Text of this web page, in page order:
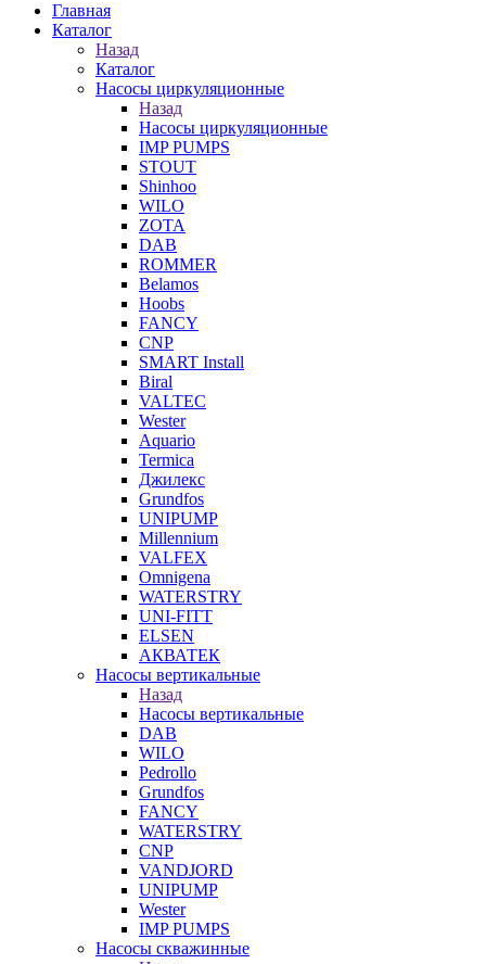
Главная
Каталог
Назад
Каталог
Насосы циркуляционные
Назад
Насосы циркуляционные
IMP PUMPS
STOUT
Shinhoo
WILO
ZOTA
DAB
ROMMER
Belamos
Hoobs
FANCY
CNP
SMART Install
Biral
VALTEC
Wester
Aquario
Termica
Джилекс
Grundfos
UNIPUMP
Millennium
VALFEX
Omnigena
WATERSTRY
UNI-FITT
ELSEN
АКВАТЕК
Насосы вертикальные
Назад
Насосы вертикальные
DAB
WILO
Pedrollo
Grundfos
FANCY
WATERSTRY
CNP
VANDJORD
UNIPUMP
Wester
IMP PUMPS
Насосы скважинные